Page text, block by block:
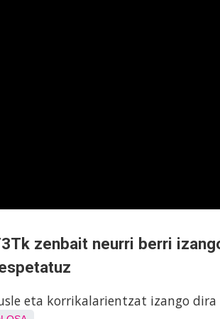
zenbait neurri berri
eta korrikalarientzat izango dira